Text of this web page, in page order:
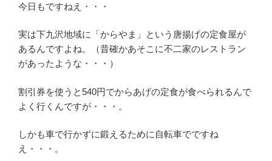
今日もですねえ・・・
実は下九沢地域に「からやま」という唐揚げの定食屋が
あるんですよね。（昔確かあそこに不二家のレストラン
があったような・・・）
割引券を使うと540円でからあげの定食が食べられるんで
よく行くんですが・・・。
しかも車で行かずに鍛えるために自転車でですね
え・・・。